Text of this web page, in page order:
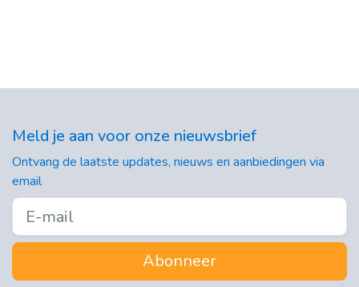
Meld je aan voor onze nieuwsbrief
Ontvang de laatste updates, nieuws en aanbiedingen via
email
Abonneer